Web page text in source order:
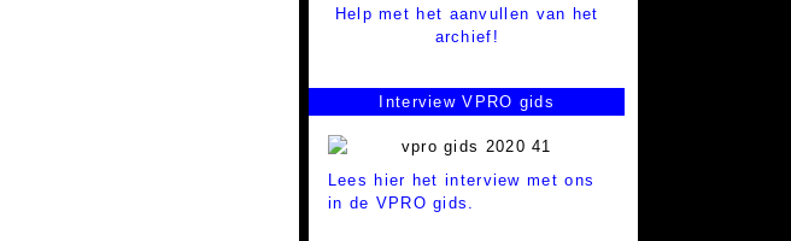
Help met het aanvullen van het
archief!
Interview VPRO gids
Lees hier het interview met ons
in de VPRO gids.